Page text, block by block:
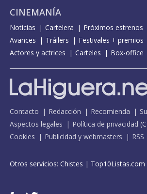
CINEMANÍA
Noticias Cartelera Próximos estrenos
Avances
Tráilers
Festivales + premios
Actores y actrices
Carteles Box-office
Contacto Redacción Recomienda
Aspectos legales
Política de privacidad (
Cookies
Publicidad y webmasters RSS
Otros servicios: Chistes | Top10Listas.com